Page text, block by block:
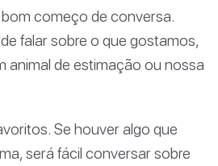
começo de conversa.
falar sobre o que gostamos,
animal de estimação ou nossa
Se houver algo que
será fácil conversar sobre